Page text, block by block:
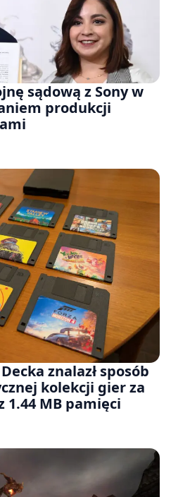
sądową z Sony w
produkcji
znalazł sposób
kolekcji gier za
1.44 MB pamięci